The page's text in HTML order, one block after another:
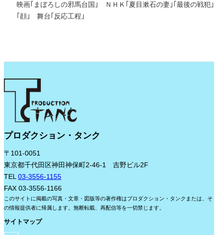
映画｢まぼろしの邪馬台国｣ ＮＨＫ｢夏目漱石の妻｣｢最後の戦犯｣
｢顔｣ 舞台｢反応工程｣
プロダクション・タンク
〒101-0051
東京都千代田区神田神保町2-46-1 吉野ビル2F
TEL 03-3556-1155
FAX 03-3556-1166
このサイトに掲載の写真・文章・図版等の著作権はプロダクション・タンクまたは、そ
の情報提供者に帰属します。無断転載、再配信等を一切禁じます。
サイトマップ